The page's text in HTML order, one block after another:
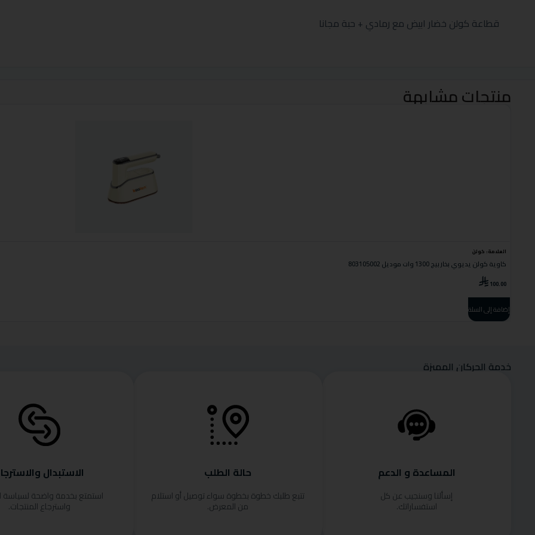
قطاعة كولن خضار ابيض مع رمادي + حبة مجانا
منتجات مشابهة
العلامة: كولن
كاوية كولن يديوي بخار بيج 1300 وات موديل 803105002
100.00
إضافة إلى السلة
خدمة الحركان المميزة
المساعدة و الدعم
إسألنا وسنجيب عن كل
استفساراتك.
حالة الطلب
تتبع طلبك خطوة بخطوة سواء توصيل أو استلام
من المعرض.
الاستبدال
استمتع بخدمة واضحة لسياسة
واسترجاع المنتجات.